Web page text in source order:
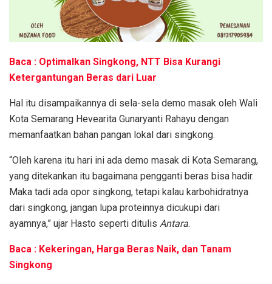
Baca : Optimalkan Singkong, NTT Bisa Kurangi
Ketergantungan Beras dari Luar
Hal itu disampaikannya di sela-sela demo masak oleh Wali
Kota Semarang Hevearita Gunaryanti Rahayu dengan
memanfaatkan bahan pangan lokal dari singkong.
“Oleh karena itu hari ini ada demo masak di Kota Semarang,
yang ditekankan itu bagaimana pengganti beras bisa hadir.
Maka tadi ada opor singkong, tetapi kalau karbohidratnya
dari singkong, jangan lupa proteinnya dicukupi dari
ayamnya,” ujar Hasto seperti ditulis Antara.
Baca : Kekeringan, Harga Beras Naik, dan Tanam
Singkong